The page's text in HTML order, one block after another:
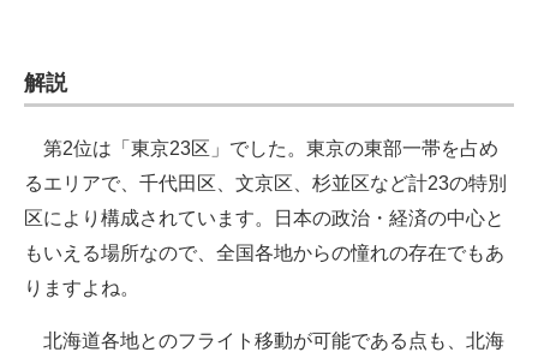
解説
第2位は「東京23区」でした。東京の東部一帯を占め
るエリアで、千代田区、文京区、杉並区など計23の特別
区により構成されています。日本の政治・経済の中心と
もいえる場所なので、全国各地からの憧れの存在でもあ
りますよね。
北海道各地とのフライト移動が可能である点も、北海